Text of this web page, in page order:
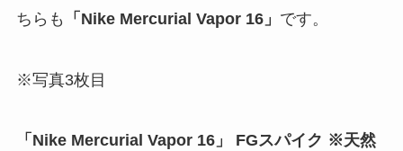
ちらも
「Nike Mercurial Vapor 16」 です。
※写真3枚目
「Nike Mercurial Vapor 16」 FGスパイク ※天然